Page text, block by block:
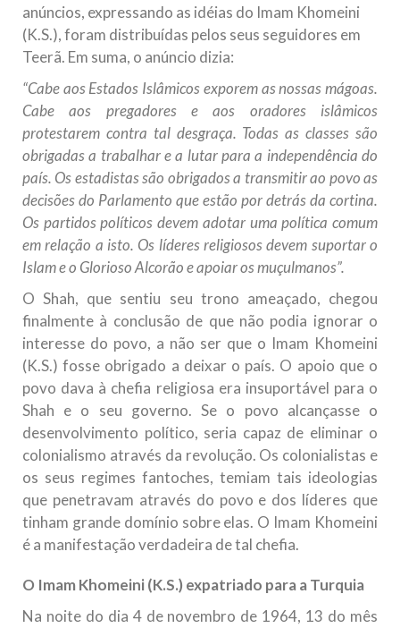
anúncios, expressando as idéias do Imam Khomeini
(K.S.), foram distribuídas pelos seus seguidores em
Teerã. Em suma, o anúncio dizia:
“Cabe aos Estados Islâmicos exporem as nossas mágoas.
Cabe aos pregadores e aos oradores islâmicos
protestarem contra tal desgraça. Todas as classes são
obrigadas a trabalhar e a lutar para a independência do
país. Os estadistas são obrigados a transmitir ao povo as
decisões do Parlamento que estão por detrás da cortina.
Os partidos políticos devem adotar uma política comum
em relação a isto. Os líderes religiosos devem suportar o
Islam e o Glorioso Alcorão e apoiar os muçulmanos”.
O Shah, que sentiu seu trono ameaçado, chegou
finalmente à conclusão de que não podia ignorar o
interesse do povo, a não ser que o Imam Khomeini
(K.S.) fosse obrigado a deixar o país. O apoio que o
povo dava à chefia religiosa era insuportável para o
Shah e o seu governo. Se o povo alcançasse o
desenvolvimento político, seria capaz de eliminar o
colonialismo através da revolução. Os colonialistas e
os seus regimes fantoches, temiam tais ideologias
que penetravam através do povo e dos líderes que
tinham grande domínio sobre elas. O Imam Khomeini
é a manifestação verdadeira de tal chefia.
O Imam Khomeini (K.S.) expatriado para a Turquia
Na noite do dia 4 de novembro de 1964, 13 do mês